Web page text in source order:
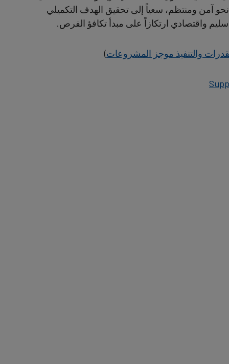
نحو آمن ومنتظم، سعياً إلى تحقيق الهدف التكميلي
واقتصادي ارتكازاً على مبدأ تكافؤ الفرص.
والتنفيذ موجز المشروعات)